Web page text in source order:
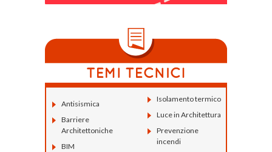
Antisismica
Barriere
Architettoniche
BIM
Isolamento termico
Luce in Architettura
Prevenzione
incendi